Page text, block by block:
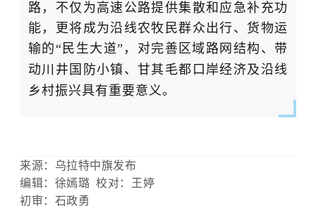
路，不仅为高速公路提供集散和应急补充功
能，更将成为沿线农牧民群众出行、货物运
输的“民生大道”，对完善区域路网结构、带
动川井国防小镇、甘其毛都口岸经济及沿线
乡村振兴具有重要意义。
来源 ：乌拉特中旗发布
编辑：徐嫣璐 校对：王婷
初审：石政勇